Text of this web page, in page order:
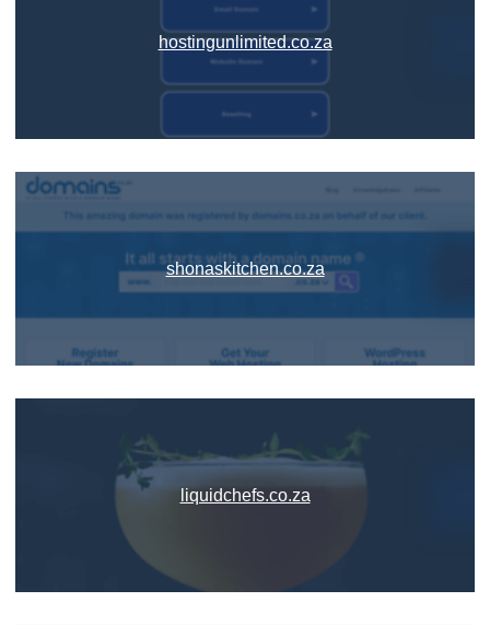
hostingunlimited.co.za
shonaskitchen.co.za
liquidchefs.co.za